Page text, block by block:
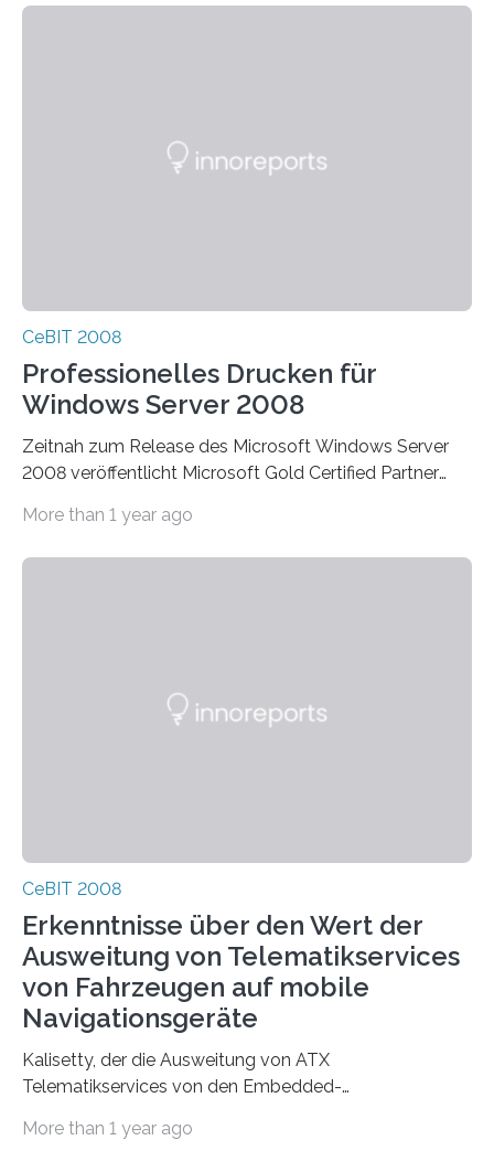
CeBIT 2008
Professionelles Drucken für
Windows Server 2008
Zeitnah zum Release des Microsoft Windows Server
2008 veröffentlicht Microsoft Gold Certified Partner
More than 1 year ago
CeBIT 2008
Erkenntnisse über den Wert der
Ausweitung von Telematikservices
von Fahrzeugen auf mobile
Navigationsgeräte
Kalisetty, der die Ausweitung von ATX
Telematikservices von den Embedded-
Kommunikationsgeräte leitet, wird genau…
More than 1 year ago